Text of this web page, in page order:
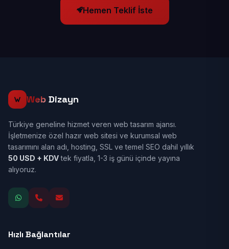
Hemen Teklif İste
Web Dizayn
Türkiye geneline hizmet veren web tasarım ajansı.
İşletmenize özel hazır web sitesi ve kurumsal web
tasarımını alan adı, hosting, SSL ve temel SEO dahil yıllık
50 USD + KDVtek fiyatla, 1-3 iş günü içinde yayına
alıyoruz.
Hızlı Bağlantılar